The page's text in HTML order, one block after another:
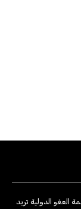
الدولية تريد